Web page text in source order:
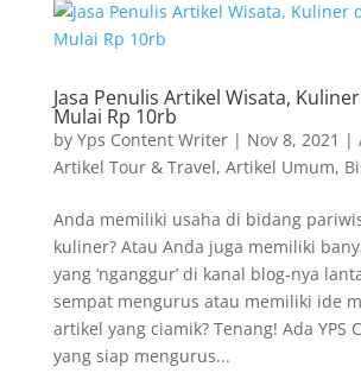
Jasa Penulis Artikel Wisata,
Mulai Rp 10rb
by Yps Content Writer| Nov 8, 2021 |
Artikel Tour & Travel, Artikel Umum,
Anda memiliki usaha di bidang
kuliner? Atau Anda juga memiliki
yang ‘nganggur’ di kanal blog-nya
sempat mengurus atau memiliki ide
artikel yang ciamik? Tenang! Ada YPS
yang siap mengurus...